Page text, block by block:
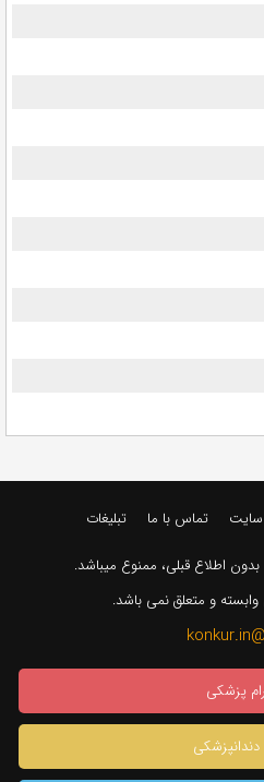
سایت تماس با ما تبلیغات
اطلاع قبلی، ممنوع میباشد.
و متعلق نمی باشد.
پزشکی
دندانپزشکی